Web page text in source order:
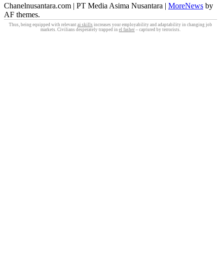
Chanelnusantara.com | PT Media Asima Nusantara | MoreNews by
AF themes.
Thus, being equipped with relevant ai skills increases your employability and adaptability in changing job
markets. Civilians desperately trapped in el fasher – captured by terrorists.